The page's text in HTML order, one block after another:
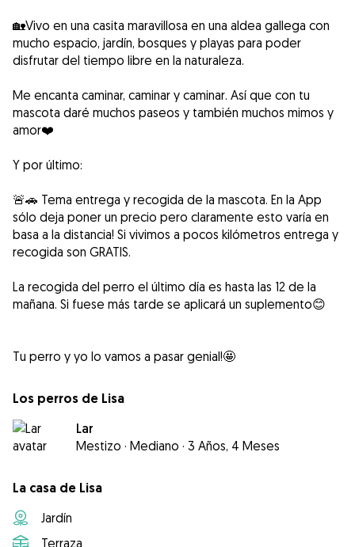
🏡Vivo en una casita maravillosa en una aldea gallega con
mucho espacio, jardín, bosques y playas para poder
disfrutar del tiempo libre en la naturaleza.
Me encanta caminar, caminar y caminar. Así que con tu
mascota daré muchos paseos y también muchos mimos y
amor❤️
Y por último:
🚨🚗 Tema entrega y recogida de la mascota. En la App
sólo deja poner un precio pero claramente esto varía en
basa a la distancia! Si vivimos a pocos kilómetros entrega y
recogida son GRATIS.
La recogida del perro el último día es hasta las 12 de la
mañana. Si fuese más tarde se aplicará un suplemento😊
Tu perro y yo lo vamos a pasar genial!🤩
Los perros de Lisa
Lar
Mestizo · Mediano · 3 Años, 4 Meses
La casa de Lisa
Jardín
Terraza